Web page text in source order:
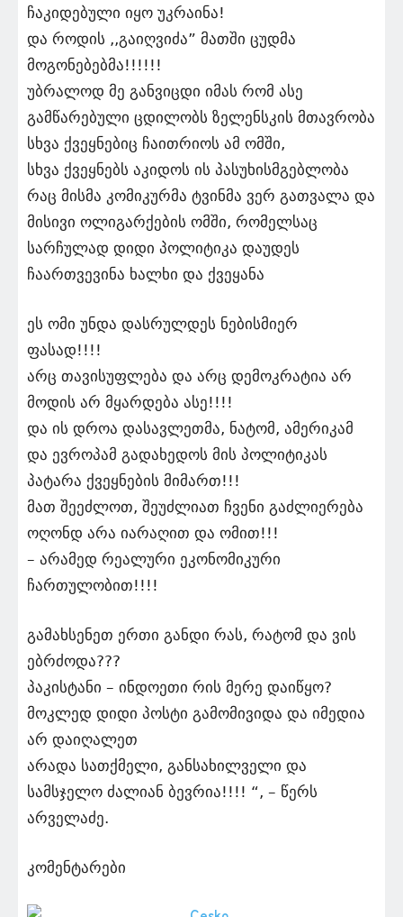
ჩაკიდებული იყო უკრაინა!
და როდის ,,გაიღვიძა” მათში ცუდმა
მოგონებებმა!!!!!!
უბრალოდ მე განვიცდი იმას რომ ასე
გამწარებული ცდილობს ზელენსკის მთავრობა
სხვა ქვეყნებიც ჩაითრიოს ამ ომში,
სხვა ქვეყნებს აკიდოს ის პასუხისმგებლობა
რაც მისმა კომიკურმა ტვინმა ვერ გათვალა და
მისივი ოლიგარქების ომში, რომელსაც
სარჩულად დიდი პოლიტიკა დაუდეს
ჩაართვევინა ხალხი და ქვეყანა
ეს ომი უნდა დასრულდეს ნებისმიერ
ფასად!!!!
არც თავისუფლება და არც დემოკრატია არ
მოდის არ მყარდება ასე!!!!
და ის დროა დასავლეთმა, ნატომ, ამერიკამ
და ევროპამ გადახედოს მის პოლიტიკას
პატარა ქვეყნების მიმართ!!!
მათ შეეძლოთ, შეუძლიათ ჩვენი გაძლიერება
ოღონდ არა იარაღით და ომით!!!
– არამედ რეალური ეკონომიკური
ჩართულობით!!!!
გამახსენეთ ერთი განდი რას, რატომ და ვის
ებრძოდა???
პაკისტანი – ინდოეთი რის მერე დაიწყო?
მოკლედ დიდი პოსტი გამომივიდა და იმედია
არ დაიღალეთ
არადა სათქმელი, განსახილველი და
სამსჯელო ძალიან ბევრია!!!! “, – წერს
არველაძე.
კომენტარები